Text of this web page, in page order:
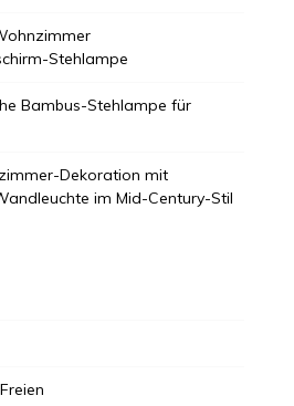
Stehlampe
Bambus-Stehlampe für
Dekoration mit
im Mid-Century-Stil